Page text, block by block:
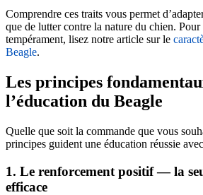
Comprendre ces traits vous permet
que de lutter contre la nature du chien.
tempérament, lisez notre article sur le
Beagle.
Les principes
l’éducation du Beagle
Quelle que soit la commande que vous
principes guident une éducation réussie
1. Le renforcement positif — la
efficace